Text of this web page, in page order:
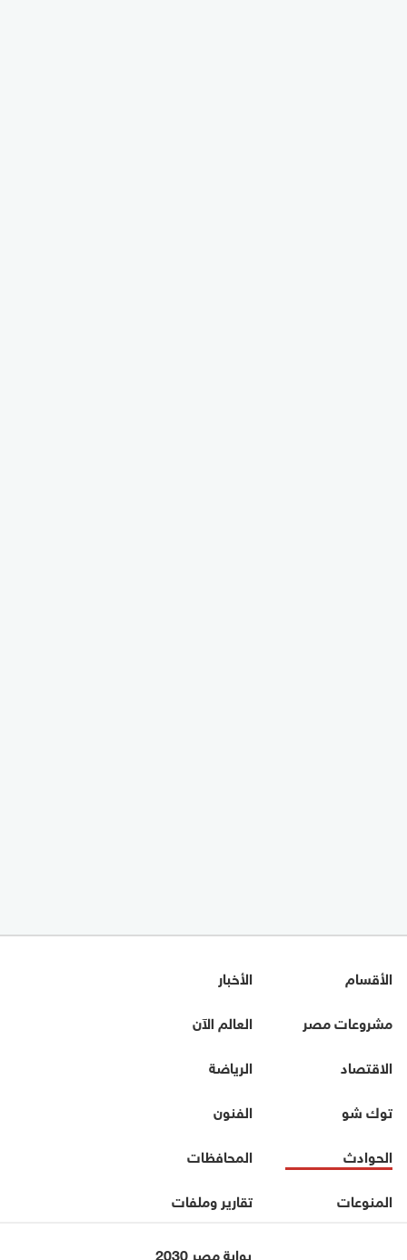
الأقسام
الأخبار
مشروعات مصر
العالم الآن
الاقتصاد
الرياضة
توك شو
الفنون
الحوادث
المحافظات
المنوعات
تقارير وملفات
بوابة مصر 2030